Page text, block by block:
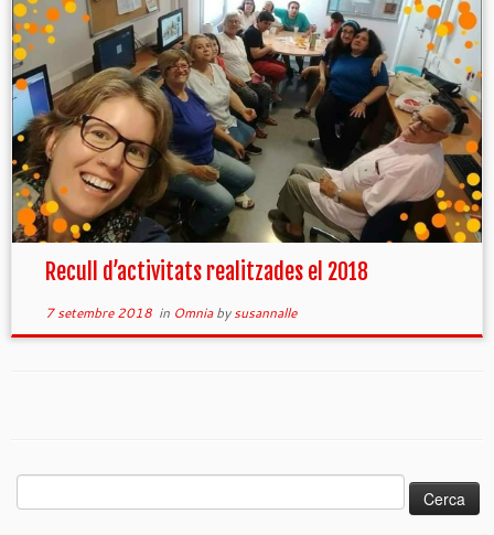
Recull d’activitats realitzades el 2018
7 setembre 2018in Omniabysusannalle